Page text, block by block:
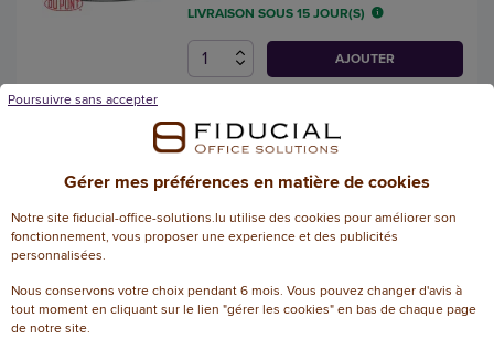
LIVRAISON SOUS 15 JOUR(S)
AJOUTER
Ampoule UV pour purificateur
d'air Z-1000 - LEITZ TRUSENS
Référence : 132629
11,71 € HT
(13,70 € TTC)
AJOUTER
Gérer mes préférences en matière de cookies
Notre site fiducial-office-solutions.lu utilise des cookies pour améliorer son
fonctionnement, vous proposer une experience et des publicités
personnalisées.
Nous conservons votre choix pendant 6 mois. Vous pouvez changer d'avis à
tout moment en cliquant sur le lien "gérer les cookies" en bas de chaque page
de notre site.
Poursuivre sans accepter